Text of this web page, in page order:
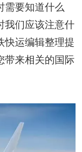
需要知道什么
我们应该注意什
快运编辑整理提
带来相关的国际